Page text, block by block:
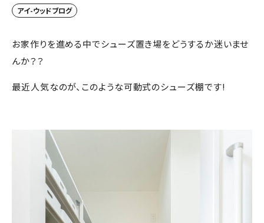
アイ-ウッドブログ
お家作りを進める中でシューズ置き場をどうするか迷いませ
んか？？
最近人気なのが、このような可動式のシューズ棚です!